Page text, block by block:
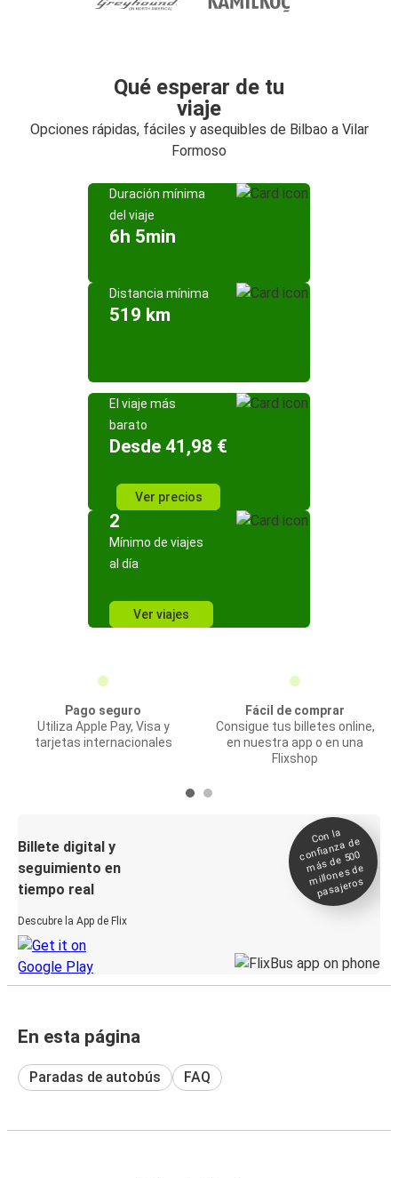
Qué esperar de tu
viaje
Opciones rápidas, fáciles y asequibles de Bilbao a Vilar
Formoso
Duración mínima
del viaje
6h 5min
Distancia mínima
519 km
El viaje más
barato
Desde 41,98 €
Ver precios
2
Mínimo de viajes
al día
Ver viajes
Pago seguro
Utiliza Apple Pay, Visa y
tarjetas internacionales
Fácil de comprar
Consigue tus billetes online,
en nuestra app o en una
Flixshop
Billete digital y
seguimiento en
tiempo real
Descubre la App de Flix
Con la
confianza de
más de 500
millones de
pasajeros
En esta página
Paradas de autobús FAQ